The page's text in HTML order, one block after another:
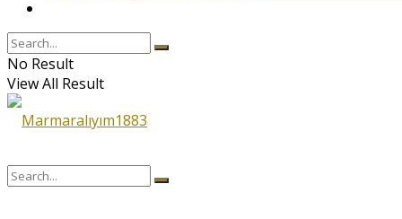
No Result
View All Result